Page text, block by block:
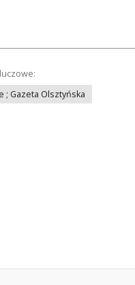
; Gazeta Olsztyńska